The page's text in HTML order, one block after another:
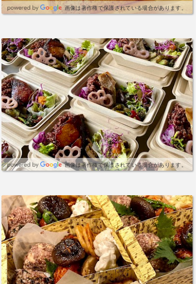
画像は著作権で保護されている場合があります。
画像は著作権で保護されている場合があります。